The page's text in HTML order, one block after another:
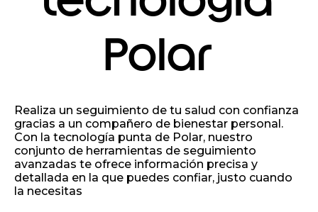
Polar
Realiza un seguimiento de tu salud con confianza
gracias a un compañero de bienestar personal.
Con la tecnología punta de Polar, nuestro
conjunto de herramientas de seguimiento
avanzadas te ofrece información precisa y
detallada en la que puedes confiar, justo cuando
la necesitas